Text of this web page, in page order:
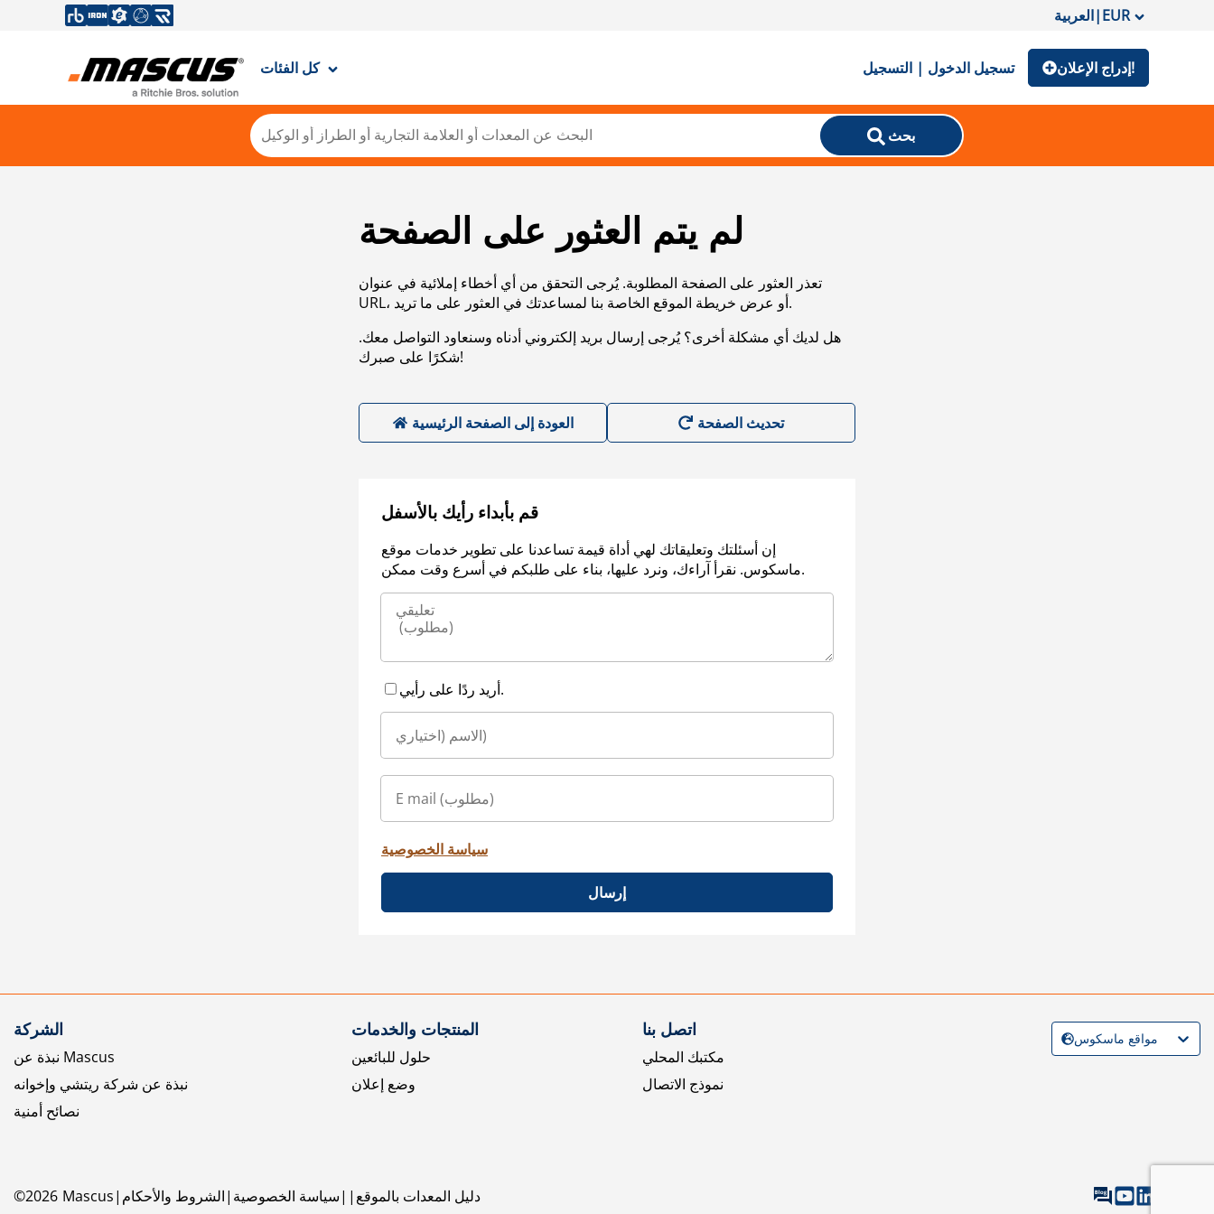
العربية|EUR
كل الفئات تسجيل الدخول | التسجيل إدراج الإعلان!
بحث
لم يتم العثور على الصفحة
تعذر العثور على الصفحة المطلوبة. يُرجى التحقق من أي أخطاء إملائية في عنوان
URL، أو عرض خريطة الموقع الخاصة بنا لمساعدتك في العثور على ما تريد.
هل لديك أي مشكلة أخرى؟ يُرجى إرسال بريد إلكتروني أدناه وسنعاود التواصل معك.
شكرًا على صبرك!
العودة إلى الصفحة الرئيسية
قم بأبداء رأيك بالأسفل
إن أسئلتك وتعليقاتك لهي أداة قيمة تساعدنا على تطوير خدمات موقع
ماسكوس. نقرأ آراءك، ونرد عليها، بناء على طلبكم في أسرع وقت ممكن.
أريد ردًا على رأيي.
سياسة الخصوصية
إرسال
الشركة
نبذة عن Mascus
نبذة عن شركة ريتشي وإخوانه
نصائح أمنية
المنتجات والخدمات
حلول للبائعين
وضع إعلان
اتصل بنا
مكتبك المحلي
نموذج الاتصال
©2026 Mascus الشروط والأحكام سياسة الخصوصية دليل المعدات بالموقع
مواقع ماسكوس